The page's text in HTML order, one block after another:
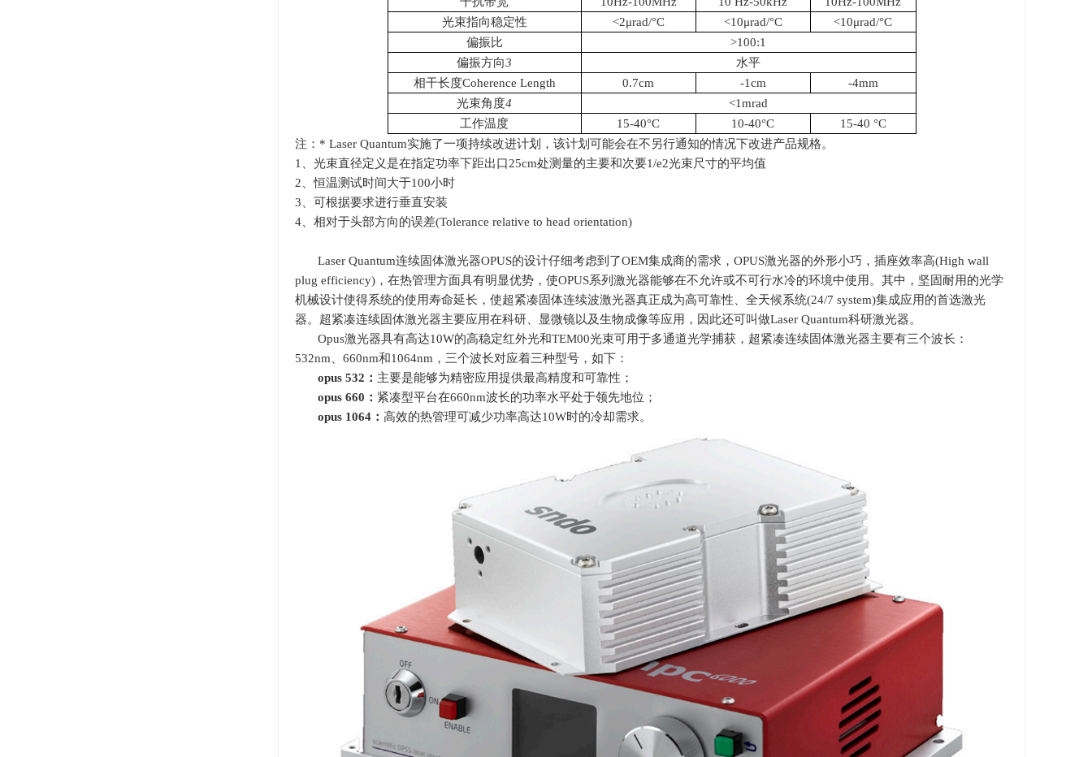
光束指向稳定性
<2μrad/°C <10μrad/°C
<10μrad/°C
偏振比
>100:1
偏振方向3
水平
相干长度Coherence Length
0.7cm -1cm
-4mm
光束角度4
<1mrad
工作温度
15-40°C 10-40°C
15-40 °C
注：* Laser Quantum实施了一项持续改进计划，该计划可能会在不另行通知的情况下改进产品规格。
1、光束直径定义是在指定功率下距出口25cm处测量的主要和次要1/e2光束尺寸的平均值
2、恒温测试时间大于100小时
3、可根据要求进行垂直安装
4、相对于头部方向的误差(Tolerance relative to head orientation)
Laser Quantum连续固体激光器OPUS的设计仔细考虑到了OEM集成商的需求， OPUS激光器的外形小巧，插座效率高(High wall
plug efficiency) ，在热管理方面具有明显优势，使OPUS系列激光器能够在不允许或不可行水冷的环境中使用。其中，坚固耐用的光学
机械设计使得系统的使用寿命延长，使超紧凑固体连续波激光器真正成为高可靠性、全天候系统(24/7 system)集成应用的首选激光
器。超紧凑连续固体激光器主要应用在科研、显微镜以及生物成像等应用，因此还可叫做Laser Quantum科研激光器。
Opus激光器具有高达10W的高稳定红外光和TEM00光束可用于多通道光学捕获，超紧凑连续固体激光器主要有三个波长：
532nm
660nm和1064nm ，三个波长对应着三种型号，如下：
opus 532 ： 主要是能够为精密应用提供最高精度和可靠性；
opus 660 ： 紧凑型平台在660nm波长的功率水平处于领先地位；
opus 1064 ： 高效的热管理可减少功率高达10W时的冷却需求。